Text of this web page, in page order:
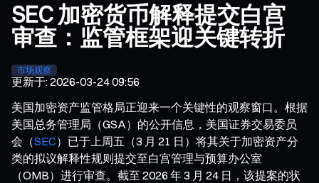
SEC 加密货币解释提交白宫
审查：监管框架迎关键转折
市场观察
更新于:2026-03-24 09:56
美国加密资产监管格局正迎来一个关键性的观察窗口。根据
美国总务管理局（GSA）的公开信息，美国证券交易委员
会（SEC）已于上周五（3 月 21 日）将其关于加密资产分
类的拟议解释性规则提交至白宫管理与预算办公室
（OMB）进行审查。截至 2026 年 3 月 24 日，该提案的状